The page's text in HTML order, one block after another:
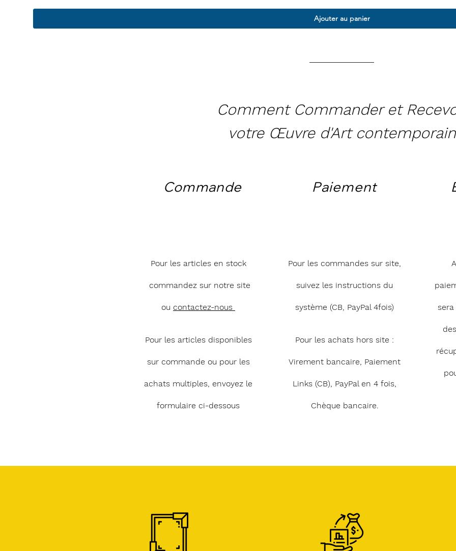
Ajouter au panier
Comment Commander et
votre Œuvre d'Art contemporain
Commande
Pour les articles en stock
commandez sur notre site
ou contactez-nous
Pour les articles disponibles
sur commande ou pour les
achats multiples, envoyez le
formulaire ci-dessous
Paiement
Pour les commandes sur site,
suivez les instructions du
système (CB, PayPal 4fois)
Pour les achats hors site :
Virement bancaire, Paiement
Links (CB), PayPal en 4 fois,
Chèque bancaire.
sera